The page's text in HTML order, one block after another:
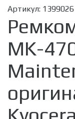
Артикул: 1399026
MK-